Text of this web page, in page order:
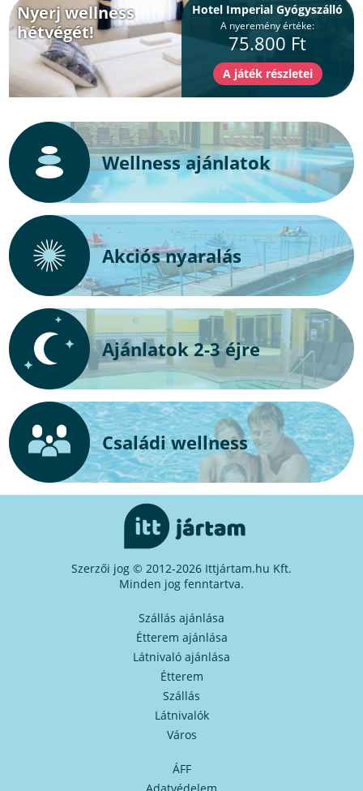
Nyerj wellness
hétvégét!
Hotel Imperial Gyógyszálló
A nyeremény értéke:
75.800 Ft
Wellness ajánlatok
Akciós nyaralás
Ajánlatok 2-3 éjre
Családi wellness
Szerzői jog © 2012-2026 Ittjártam.hu Kft.
Minden jog fenntartva.
Szállás ajánlása
Étterem ajánlása
Látnivaló ajánlása
Étterem
Szállás
Látnivalók
Város
ÁFF
Adatvédelem